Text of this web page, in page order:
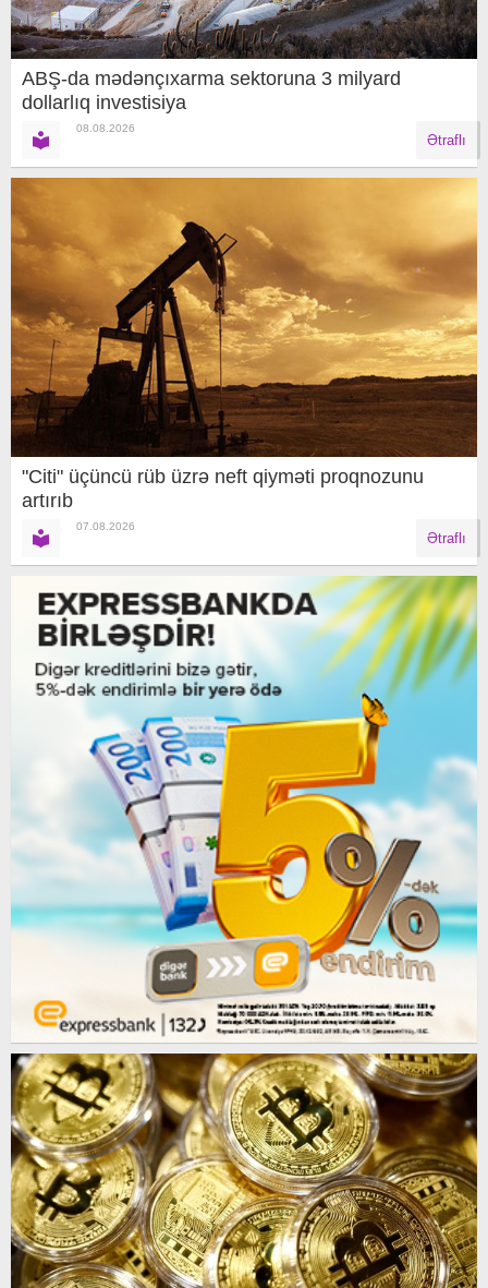
ABŞ-da mədənçıxarma sektoruna 3 milyard
dollarlıq investisiya
08.08.2026
Ətraflı
"Citi" üçüncü rüb üzrə neft qiyməti proqnozunu
artırıb
07.08.2026
Ətraflı